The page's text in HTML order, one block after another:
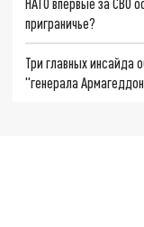
НАТО впервые за СВО
приграничье?
Три главных инсайда
"генерала